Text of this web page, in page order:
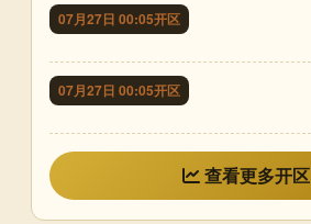
07月27日 00:05开区
07月27日 00:05开区
查看更多开区